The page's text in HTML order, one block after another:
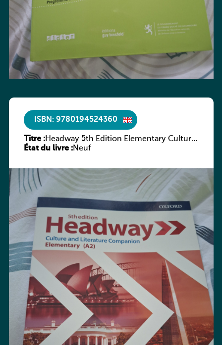
ISBN: 9780194524360
Titre :Headway 5th Edition Elementary Culture
and Literature Companion
État du livre :Neuf